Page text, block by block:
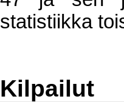
statistiikka
Kilpailut